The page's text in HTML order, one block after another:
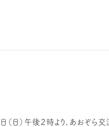
（日）午後２時より、あおぞら